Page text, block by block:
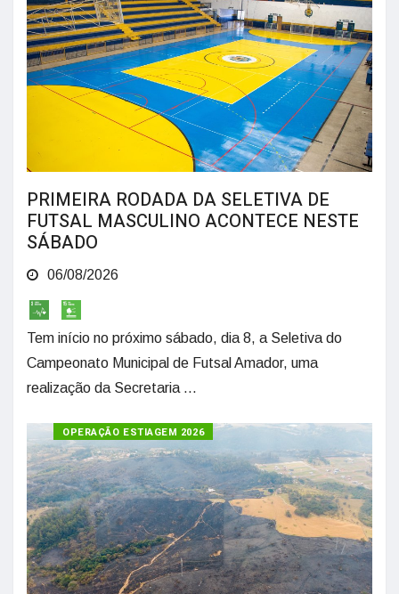
PRIMEIRA RODADA DA SELETIVA DE
FUTSAL MASCULINO ACONTECE NESTE
SÁBADO
06/08/2026
Tem início no próximo sábado, dia 8, a Seletiva do
Campeonato Municipal de Futsal Amador, uma
realização da Secretaria ...
OPERAÇÃO ESTIAGEM 2026